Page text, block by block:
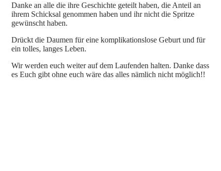
Danke an alle die ihre Geschichte geteilt haben, die Anteil an
ihrem Schicksal genommen haben und ihr nicht die Spritze
gewünscht haben.
Drückt die Daumen für eine komplikationslose Geburt und für
ein tolles, langes Leben.
Wir werden euch weiter auf dem Laufenden halten. Danke dass
es Euch gibt ohne euch wäre das alles nämlich nicht möglich!!